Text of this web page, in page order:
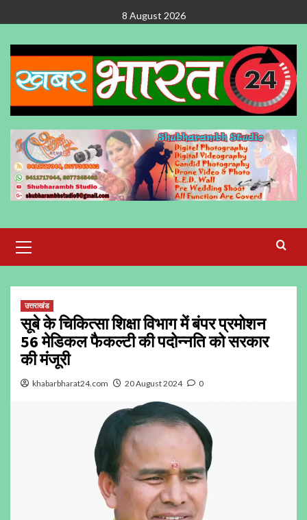
to
content
8 August 2026
Menu
उत्तराखंड
सूबे के चिकित्सा शिक्षा विभाग में बंपर प्रमोशन
56 मेडिकल फैकल्टी की पदोन्नति को सरकार
की मंजूरी
khabarbharat24.com 20 August 2024 0